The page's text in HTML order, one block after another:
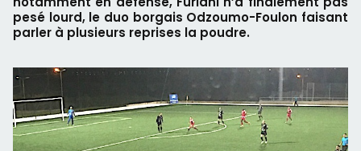
pesé lourd, le duo borgais Odzoumo-Foulon faisant
parler à plusieurs reprises la poudre.